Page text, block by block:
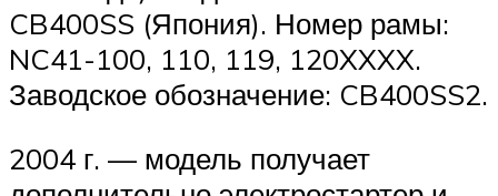
CB400SS (Япония). Номер рамы:
NC41-100, 110, 119, 120XXXX.
Заводское обозначение: CB400SS2.
2004 г. — модель получает